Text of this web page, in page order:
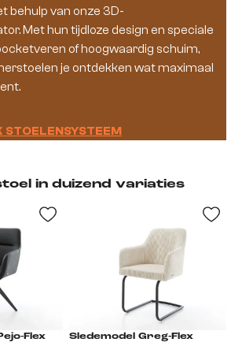
behulp van onze 3D-
Met hun tijdloze design en speciale
of hoogwaardig schuim,
je ontdekken wat maximaal
STOELENSYSTEEM
in duizend variaties
Pejo-Flex Sledemodel Greg-Flex